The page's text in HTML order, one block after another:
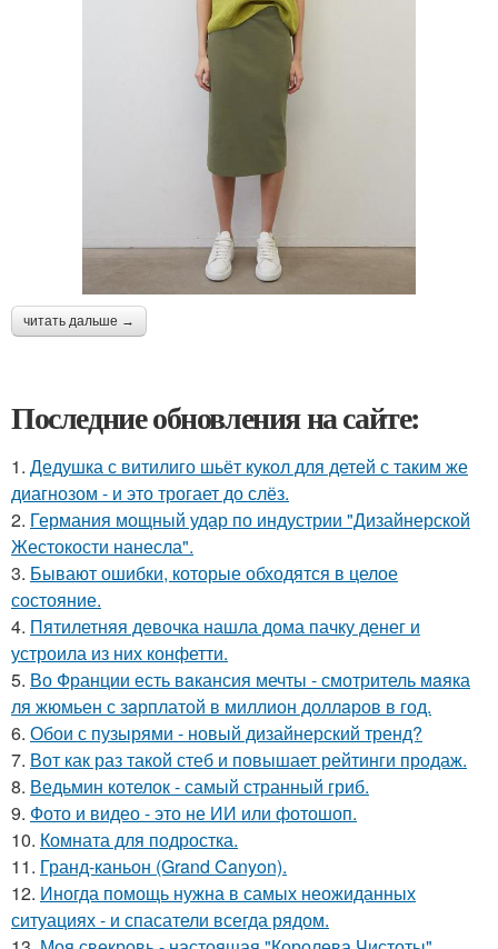
читать дальше →
Последние обновления на сайте:
1. Дедушка с витилиго шьёт кукол для детей с таким же
диагнозом - и это трогает до слёз.
2. Германия мощный удар по индустрии "Дизайнерской
Жестокости нанесла".
3. Бывают ошибки, которые обходятся в целое
состояние.
4. Пятилетняя девочка нашла дома пачку денег и
устроила из них конфетти.
5. Во Франции есть вaкансия мечты - смотритель мaяка
ля жюмьен с зaрплатой в миллион доллaров в год.
6. Обои с пузырями - новый дизайнерский тренд?
7. Вот как раз такой стеб и повышает рейтинги продаж.
8. Ведьмин котелок - самый странный гриб.
9. Фото и видео - это не ИИ или фотошоп.
10. Комната для подростка.
11. Гранд-каньон (Grand Canyon).
12. Иногда помощь нужна в самых неожиданных
ситуациях - и спасатели всегда рядом.